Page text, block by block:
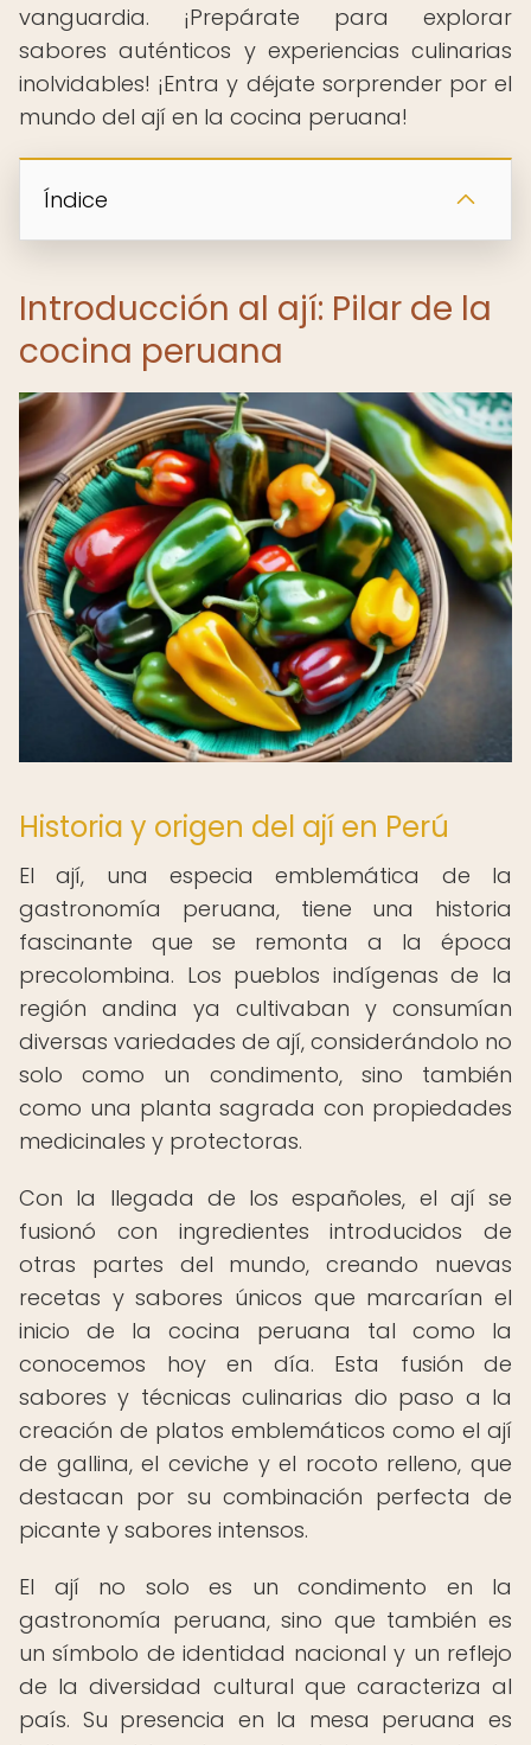
vanguardia. ¡Prepárate para explorar
sabores auténticos y experiencias culinarias
inolvidables! ¡Entra y déjate sorprender por el
mundo del ají en la cocina peruana!
Índice
Introducción al ají: Pilar de la
cocina peruana
Historia y origen del ají en Perú
El ají, una especia emblemática de la
gastronomía peruana, tiene una historia
fascinante que se remonta a la época
precolombina. Los pueblos indígenas de la
región andina ya cultivaban y consumían
diversas variedades de ají, considerándolo no
solo como un condimento, sino también
como una planta sagrada con propiedades
medicinales y protectoras.
Con la llegada de los españoles, el ají se
fusionó con ingredientes introducidos de
otras partes del mundo, creando nuevas
recetas y sabores únicos que marcarían el
inicio de la cocina peruana tal como la
conocemos hoy en día. Esta fusión de
sabores y técnicas culinarias dio paso a la
creación de platos emblemáticos como el ají
de gallina, el ceviche y el rocoto relleno, que
destacan por su combinación perfecta de
picante y sabores intensos.
El ají no solo es un condimento en la
gastronomía peruana, sino que también es
un símbolo de identidad nacional y un reflejo
de la diversidad cultural que caracteriza al
país. Su presencia en la mesa peruana es